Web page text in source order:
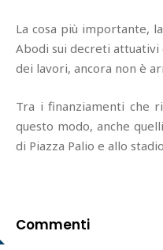
La cosa più importante,
Abodi sui decreti attuativi
dei lavori, ancora non è
Tra i finanziamenti che
questo modo, anche
di Piazza Palio e allo
Commenti